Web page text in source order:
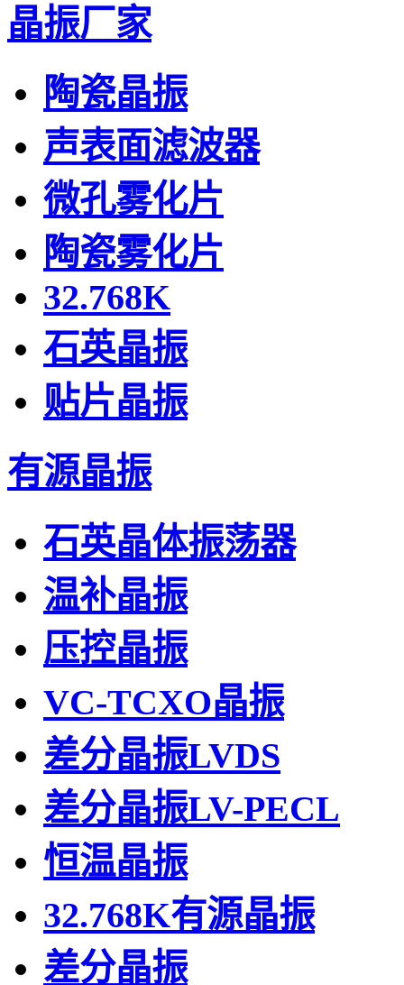
晶振厂家
陶瓷晶振
声表面滤波器
微孔雾化片
陶瓷雾化片
32.768K
石英晶振
贴片晶振
有源晶振
石英晶体振荡器
温补晶振
压控晶振
VC-TCXO晶振
差分晶振LVDS
差分晶振LV-PECL
恒温晶振
32.768K有源晶振
差分晶振